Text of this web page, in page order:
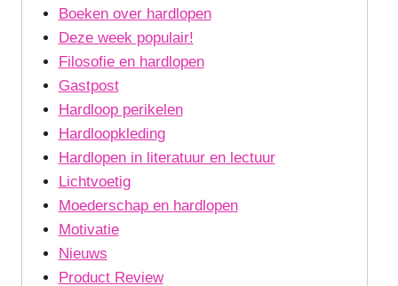
Boeken over hardlopen
Deze week populair!
Filosofie en hardlopen
Gastpost
Hardloop perikelen
Hardloopkleding
Hardlopen in literatuur en lectuur
Lichtvoetig
Moederschap en hardlopen
Motivatie
Nieuws
Product Review